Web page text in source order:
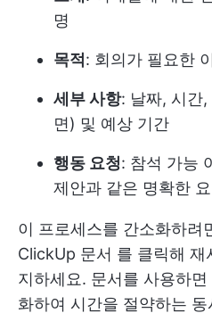
명
목적 : 회의가 필요한
세부 사항: 날짜, 시간
면) 및 예상 기간
행동 요청: 참석 가능
제안과 같은 명확한
이 프로세스를 간소화하려
ClickUp 문서 를 클릭해 재
지하세요. 문서를 사용하
화하여 시간을 절약하는